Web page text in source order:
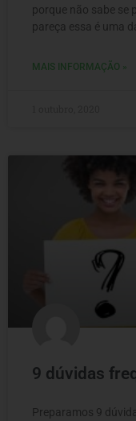
porque não sabe se
pareça essa é uma
MAIS INFORMAÇÃO »
9 dúvidas
Preparamos 9